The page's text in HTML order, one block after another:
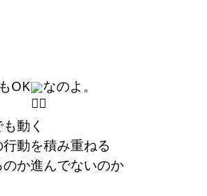
OK
なのよ。
動く
動を積み重ねる
か進んでないのか